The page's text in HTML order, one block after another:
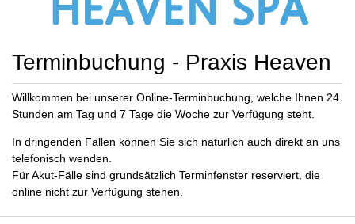
Terminbuchung - Praxis Heaven
Willkommen bei unserer Online-Terminbuchung, welche Ihnen 24
Stunden am Tag und 7 Tage die Woche zur Verfügung steht.
In dringenden Fällen können Sie sich natürlich auch direkt an uns
telefonisch wenden.
Für Akut-Fälle sind grundsätzlich Terminfenster reserviert, die
online nicht zur Verfügung stehen.